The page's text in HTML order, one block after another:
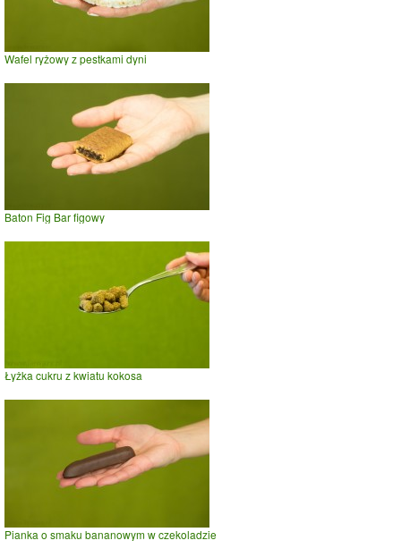
Wafel ryżowy z pestkami dyni
Baton Fig Bar figowy
Łyżka cukru z kwiatu kokosa
Pianka o smaku bananowym w czekoladzie